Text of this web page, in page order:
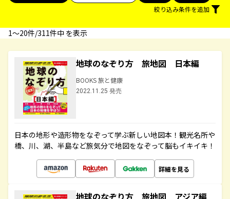
絞り込み条件を追加
1〜20件/311件中 を表示
地球のなぞり方 旅地図 日本編
BOOKS 旅と健康
2022.11.25 発売
日本の地形や造形物をなぞって学ぶ新しい地図本！観光名所や
橋、川、湖、半島など旅気分で地図をなぞって脳もイキイキ！
詳細を見る
地球のなぞり方 旅地図 アジア編